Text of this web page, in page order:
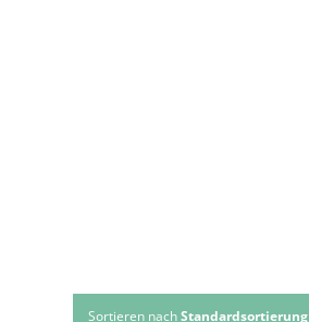
Sortieren nachStandardsortierung